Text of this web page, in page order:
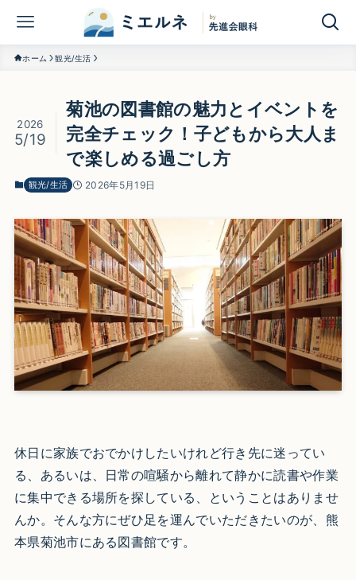
ホーム 観光/生活
菊池の図書館の魅力とイベントを
完全チェック！子どもから大人ま
で楽しめる過ごし方
2026
5/19
観光/生活 2026年5月19日
休日に家族でおでかけしたいけれど行き先に迷ってい
る、あるいは、日常の喧騒から離れて静かに読書や作業
に集中できる場所を探している、ということはありませ
んか。そんな方にぜひ足を運んでいただきたいのが、熊
本県菊池市にある図書館です。